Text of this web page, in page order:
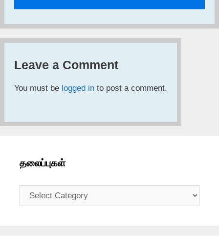
Leave a Comment
You must be logged in to post a comment.
தலைப்புகள்
தலைப்புகள்